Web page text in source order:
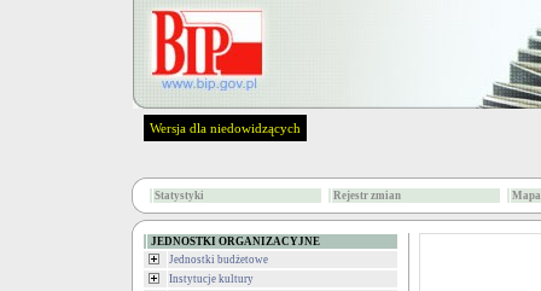
Wersja dla niedowidzących
Statystyki Rejestr zmian
JEDNOSTKI ORGANIZACYJNE
Jednostki budżetowe
Instytucje kultury